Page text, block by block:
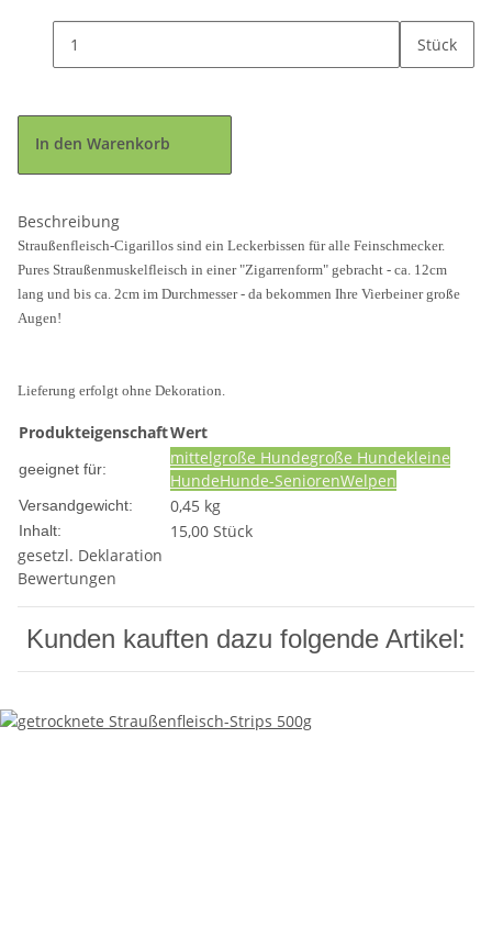
Stück
In den Warenkorb
Beschreibung
Straußenfleisch-Cigarillos sind ein Leckerbissen für alle Feinschmecker.
Pures Straußenmuskelfleisch in einer "Zigarrenform" gebracht - ca. 12cm
lang und bis ca. 2cm im Durchmesser - da bekommen Ihre Vierbeiner große
Augen!
Lieferung erfolgt ohne Dekoration.
ProdukteigenschaftWert
geeignet für:
mittelgroße Hundegroße Hundekleine
HundeHunde-SeniorenWelpen
Versandgewicht: 0,45 kg
Inhalt:
15,00 Stück
gesetzl. Deklaration
Bewertungen
Kunden kauften dazu folgende Artikel: